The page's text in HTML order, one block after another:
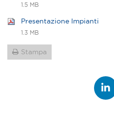
1.5 MB
Presentazione Impianti
1.3 MB
Stampa